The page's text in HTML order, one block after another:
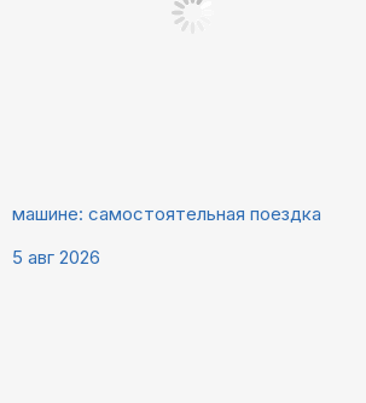
машине: самостоятельная поездка
5 авг 2026